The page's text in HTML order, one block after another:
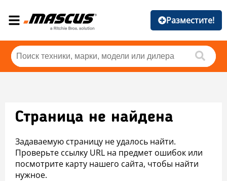
Разместите!
Страница не найдена
Задаваемую страницу не удалось найти.
Проверьте ссылку URL на предмет ошибок или
посмотрите карту нашего сайта, чтобы найти
нужное.